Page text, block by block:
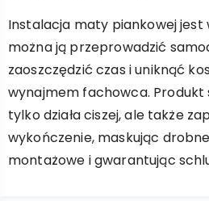
Instalacja maty piankowej
można ją przeprowadzić
zaoszczędzić czas i uniknąć
wynajmem fachowca.
tylko działa ciszej, ale także
wykończenie, maskując
montażowe i gwarantując